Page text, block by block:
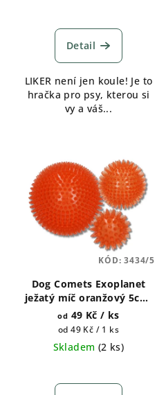
Detail
LIKER není jen koule! Je to
hračka pro psy, kterou si
vy a váš...
Dog Comets Exoplanet
ježatý míč oranžový 5cm,
8cm, 10cm
od 49 Kč / ks
Měrná
cena:
od 49 Kč / 1 ks
Skladem (2 ks)
KÓD:3434/5